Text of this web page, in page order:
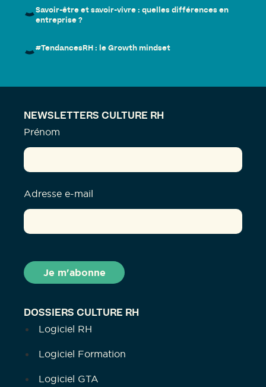
Savoir-être et savoir-vivre : quelles différences en
entreprise ?
#TendancesRH : le Growth mindset
DOSSIERS CULTURE RH
Logiciel RH
Logiciel Formation
Logiciel GTA
NEWSLETTERS CULTURE RH
Prénom
Adresse e-mail